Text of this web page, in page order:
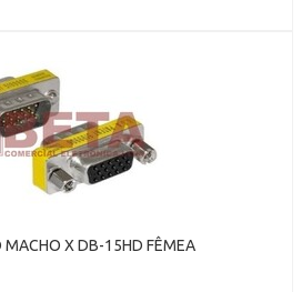
X DB-15HD FÊMEA